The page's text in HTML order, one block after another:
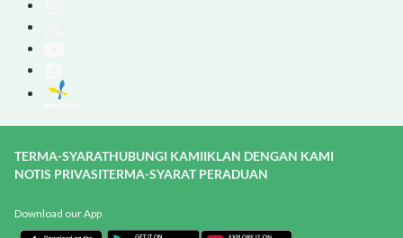
TERMA-SYARATHUBUNGI KAMIIKLAN DENGAN KAMI
NOTIS PRIVASITERMA-SYARAT PERADUAN
Download our App